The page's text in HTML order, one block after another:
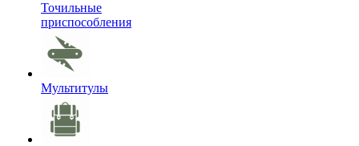
Точильные
приспособления
Мультитулы